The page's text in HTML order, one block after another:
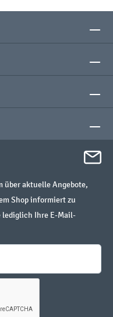
über aktuelle Angebote,
Shop informiert zu
lediglich Ihre E-Mail-